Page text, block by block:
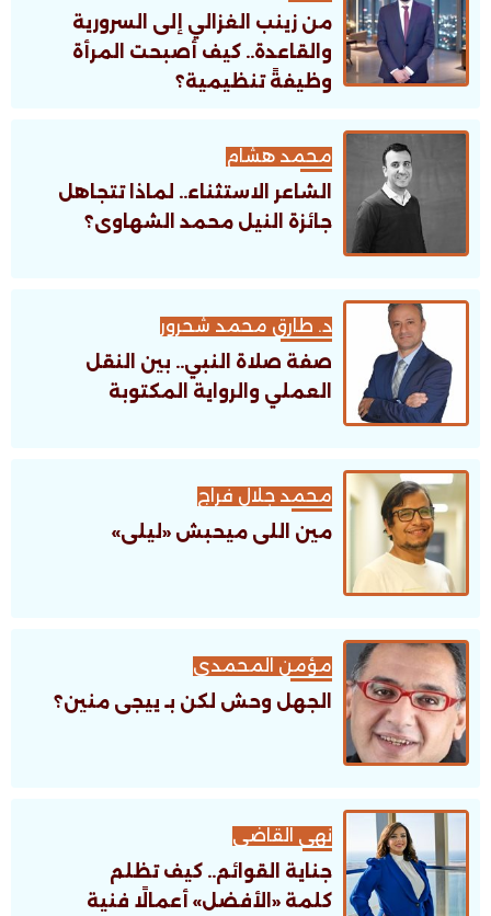
من زينب الغزالي إلى السرورية
والقاعدة.. كيف أصبحت المرأة
وظيفةً تنظيمية؟
محمد هشام
الشاعر الاستثناء.. لماذا تتجاهل
جائزة النيل محمد الشهاوى؟
د. طارق محمد شحرور
صفة صلاة النبي.. بين النقل
العملي والرواية المكتوبة
محمد جلال فراج
مين اللى ميحبش «ليلى»
مؤمن المحمدى
الجهل وحش لكن بـ ييجى منين؟
نهى القاضى
جناية القوائم.. كيف تظلم
كلمة «الأفضل» أعمالًا فنية